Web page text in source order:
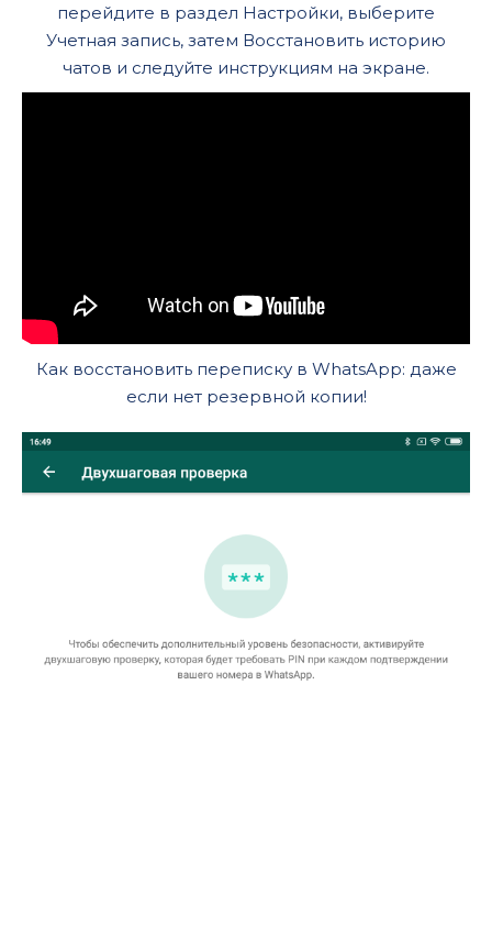
перейдите в раздел Настройки, выберите
Учетная запись, затем Восстановить историю
чатов и следуйте инструкциям на экране.
Как восстановить переписку в WhatsApp: даже
если нет резервной копии!